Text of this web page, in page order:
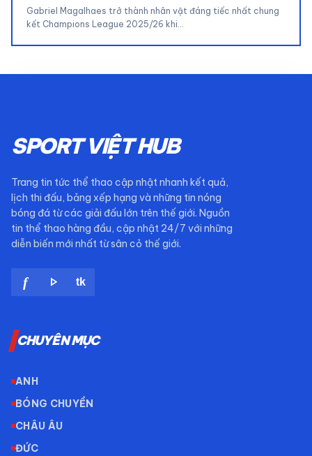
Gabriel Magalhaes trở thành nhân vật đáng tiếc nhất chung
kết Champions League 2025/26 khi…
SPORT VIỆT HUB
Trang tin tức thể thao cập nhật nhanh kết quả,
lịch thi đấu, bảng xếp hạng và những tin nóng
bóng đá từ các giải đấu lớn trên thế giới. Nguồn
tin thể thao hàng đầu, cập nhật 24/7 với những
diễn biến mới nhất từ sân cỏ thế giới.
f play_arrow tk
CHUYÊN MỤC
ANH
BÓNG CHUYỀN
CHÂU ÂU
ĐỨC